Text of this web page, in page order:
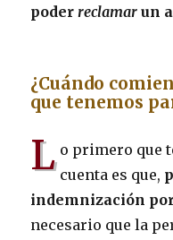
poderreclamar un
¿Cuándo
que tenemos
L o primero que
cuenta es que,
indemnización
necesario que la